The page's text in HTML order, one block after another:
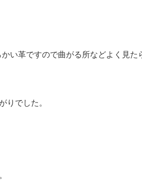
い革ですので曲がる所などよく見た
りでした。